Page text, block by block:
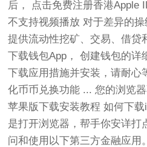
后， 点击免费注册香港Apple
不支持视频播放 对于差异的
提供流动性挖矿、交易、借贷
下载钱包App， 创建钱包的详
下载应用措施并安装，请耐心
化币币兑换功能 ... 您的浏览
苹果版下载安装教程 如何下
是打开浏览器，帮手你安详打
问和使用以下第三方金融应用。